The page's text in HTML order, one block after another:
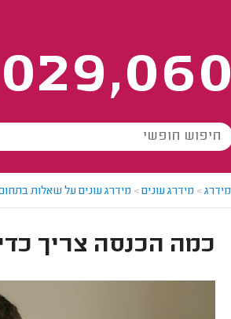
מידרג> מידרג עונים> מידרג עונים על שאלות
כמה הכנסה צריך